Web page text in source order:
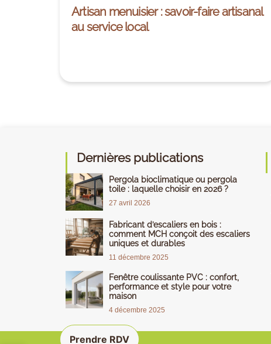
Artisan menuisier : savoir-faire artisanal
au service local
Dernières publications
Pergola bioclimatique ou pergola
toile : laquelle choisir en 2026 ?
27 avril 2026
Fabricant d’escaliers en bois :
comment MCH conçoit des escaliers
uniques et durables
11 décembre 2025
Fenêtre coulissante PVC : confort,
performance et style pour votre
maison
4 décembre 2025